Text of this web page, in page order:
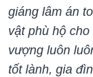
giáng lâm án
vật phù hộ
vượng luôn
tốt lành, gia